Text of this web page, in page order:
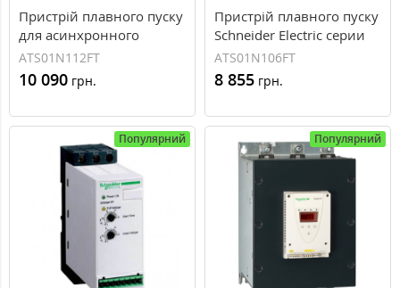
Пристрій плавного пуску
для асинхронного
двигуна 1,5 кВт Schneider
Electric Altistart 01
ATS01N112FT
ATS01N112FT
10 090 грн.
Пристрій плавного пуску
Schneider Electric серии
Altistart ATS01 6A 400В
(ATS01N106FT)
ATS01N106FT
8 855 грн.
Популярний Популярний